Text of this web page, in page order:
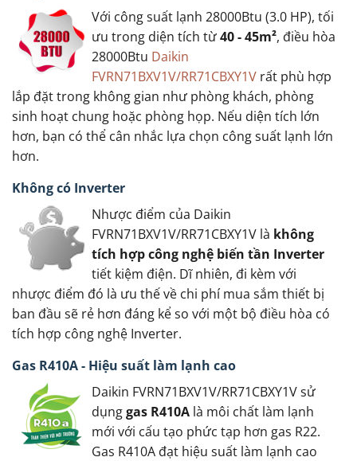
Với công suất lạnh 28000Btu (3.0 HP), tối
ưu trong diện tích từ40 - 45m², điều hòa
28000Btu Daikin
FVRN71BXV1V/RR71CBXY1V rất phù hợp
lắp đặt trong không gian như phòng khách, phòng
sinh hoạt chung hoặc phòng họp. Nếu diện tích lớn
hơn, bạn có thể cân nhắc lựa chọn công suất lạnh lớn
hơn.
Không có Inverter
Nhược điểm của Daikin
FVRN71BXV1V/RR71CBXY1V là không
tích hợp công nghệ biến tần Inverter
tiết kiệm điện. Dĩ nhiên, đi kèm với
nhược điểm đó là ưu thế về chi phí mua sắm thiết bị
ban đầu sẽ rẻ hơn đáng kể so với một bộ điều hòa có
tích hợp công nghệ Inverter.
Gas R410A - Hiệu suất làm lạnh cao
Daikin FVRN71BXV1V/RR71CBXY1V sử
dụnggas R410A là môi chất làm lạnh
mới với cấu tạo phức tạp hơn gas R22.
Gas R410A đạt hiệu suất làm lạnh cao